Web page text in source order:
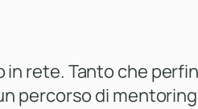
rete. Tanto che
percorso di